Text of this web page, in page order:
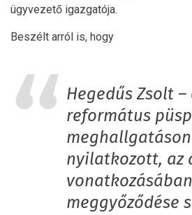
ügyvezető igazgatója.
Beszélt arról is, hogy
Hegedűs Zsolt –
református
nyilatkozott, az
meggyőződése